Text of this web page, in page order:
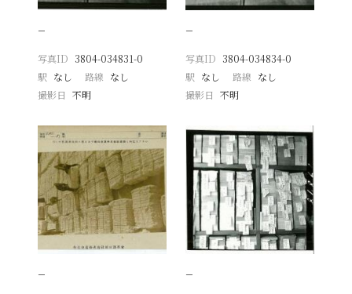
−
写真ID 3804-034831-0
駅 なし 路線 なし
撮影日
不明
−
写真ID 3804-034834-0
駅 なし 路線 なし
撮影日 不明
− −